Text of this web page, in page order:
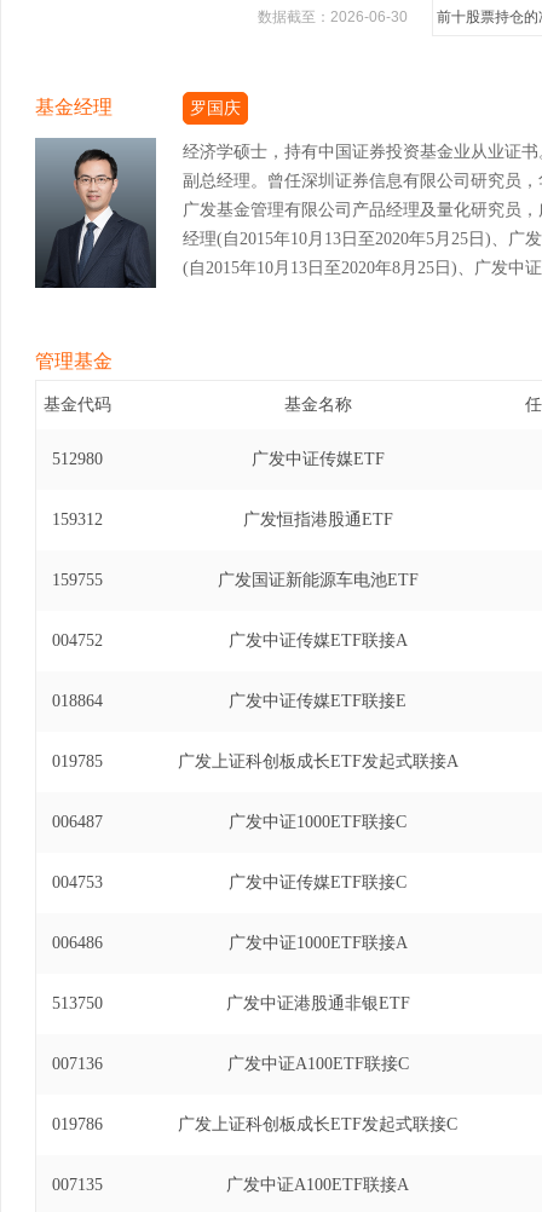
数据截至： 2026-06-30 前十股票持仓的
基金经理 罗国庆
经济学硕士，持有中国证券投资基金业从业证
副总经理。曾任深圳证券信息有限公司研究员
广发基金管理有限公司产品经理及量化研究员
经理(自2015年10月13日至2020年5月25日)、广
(自2015年10月13日至2020年8月25日)、广发中
式证券投资基金基金经理(自2018年11月2日至
基金（LOF）基金经理(自2020年8月26日至
港深科技龙头交易型开放式指数证券投资基金
年1月20日至2023年12月13日)、广发中证100
联接基金基金经理(自2021年8月9日至2024年8
交易型开放式指数证券投资基金基金经理(自
管理基金
基金代码 基金名称
512980 广发中证传媒ETF
159312 广发恒指港股通ETF
159755 广发国证新能源车电池ETF
004752 广发中证传媒ETF联接A
018864 广发中证传媒ETF联接E
019785 广发上证科创板成长ETF发起式联接A
006487 广发中证1000ETF联接C
004753 广发中证传媒ETF联接C
006486 广发中证1000ETF联接A
513750 广发中证港股通非银ETF
007136 广发中证A100ETF联接C
019786 广发上证科创板成长ETF发起式联接C
007135 广发中证A100ETF联接A